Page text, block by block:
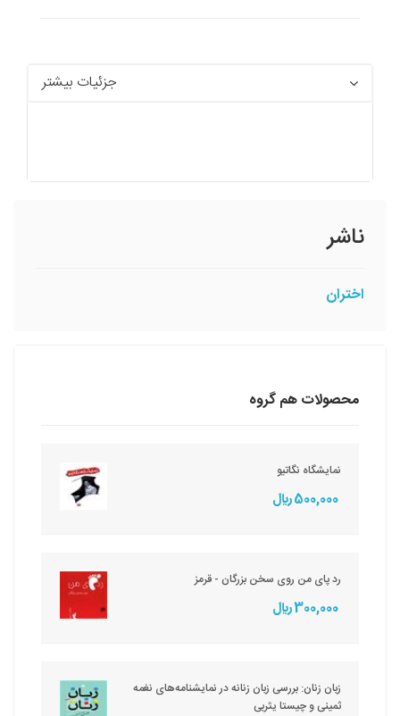
جزئیات بیشتر
ناشر
اختران
محصولات هم گروه
نمایشگاه نگاتیو
500,000 ريال
رد پای من روی سخن بزرگان - قرمز
300,000 ريال
زبان زنان: بررسی زبان زنانه در نمایشنامه‌های نغمه
ثمینی و چیستا یثربی